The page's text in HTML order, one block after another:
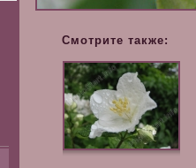
Смотрите также: